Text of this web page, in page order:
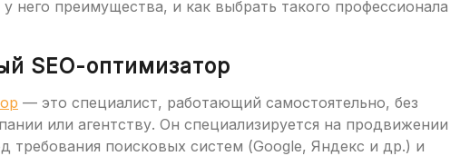
него преимущества, и как выбрать такого профессионала
SEO-оптимизатор
— это специалист, работающий самостоятельно, без
или агентству. Он специализируется на продвижении
требования поисковых систем (Google, Яндекс и др.) и